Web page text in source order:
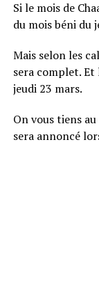
Si le mois de
du mois béni du
Mais selon les
sera complet. Et
jeudi 23 mars.
On vous tiens
sera annoncé